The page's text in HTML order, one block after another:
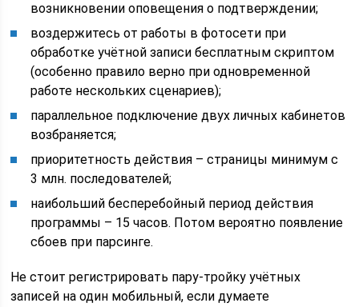
возникновении оповещения о подтверждении;
воздержитесь от работы в фотосети при
обработке учётной записи бесплатным скриптом
(особенно правило верно при одновременной
работе нескольких сценариев);
параллельное подключение двух личных кабинетов
возбраняется;
приоритетность действия – страницы минимум с
3 млн. последователей;
наибольший бесперебойный период действия
программы – 15 часов. Потом вероятно появление
сбоев при парсинге.
Не стоит регистрировать пару-тройку учётных
записей на один мобильный, если думаете